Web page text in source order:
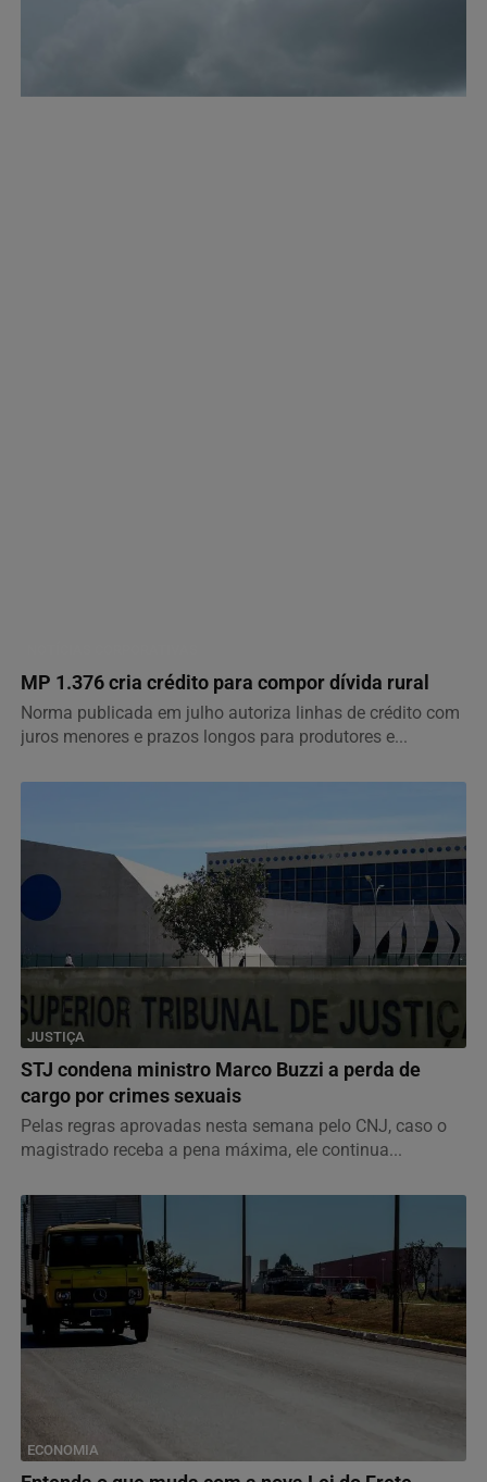
MP 1.376 cria crédito para compor dívida rural
Norma publicada em julho autoriza linhas de crédito com
juros menores e prazos longos para produtores e...
JUSTIÇA
STJ condena ministro Marco Buzzi a perda de
cargo por crimes sexuais
Pelas regras aprovadas nesta semana pelo CNJ, caso o
magistrado receba a pena máxima, ele continua...
ECONOMIA